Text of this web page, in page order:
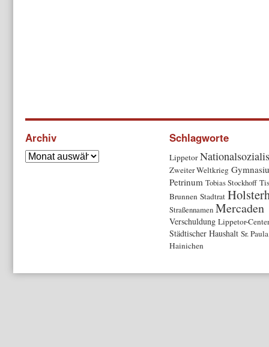
Archiv Schlagworte
Lippetor
Zweiter Weltkrieg
Petrinum Tobias Stockhoff
Brunnen Stadtrat
Straßennamen Mercaden
Verschuldung Lippetor-Center
Städtischer Haushalt Sr. Paula
Hainichen